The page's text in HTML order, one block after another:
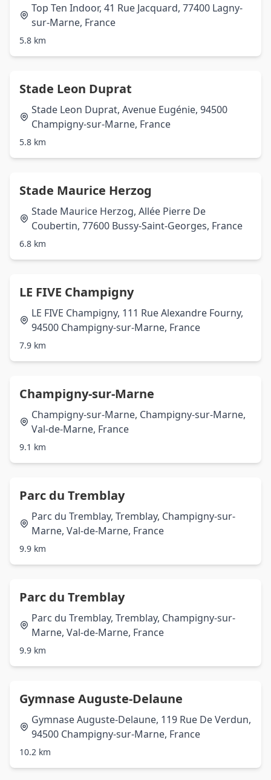
Top Ten Indoor, 41 Rue Jacquard, 77400 Lagny-
sur-Marne, France
5.8 km
Stade Leon Duprat
Stade Leon Duprat, Avenue Eugénie, 94500
Champigny-sur-Marne, France
5.8 km
Stade Maurice Herzog
Stade Maurice Herzog, Allée Pierre De
Coubertin, 77600 Bussy-Saint-Georges, France
6.8 km
LE FIVE Champigny
LE FIVE Champigny, 111 Rue Alexandre Fourny,
94500 Champigny-sur-Marne, France
7.9 km
Champigny-sur-Marne
Champigny-sur-Marne, Champigny-sur-Marne,
Val-de-Marne, France
9.1 km
Parc du Tremblay
Parc du Tremblay, Tremblay, Champigny-sur-
Marne, Val-de-Marne, France
9.9 km
Parc du Tremblay
Parc du Tremblay, Tremblay, Champigny-sur-
Marne, Val-de-Marne, France
9.9 km
Gymnase Auguste-Delaune
Gymnase Auguste-Delaune, 119 Rue De Verdun,
94500 Champigny-sur-Marne, France
10.2 km